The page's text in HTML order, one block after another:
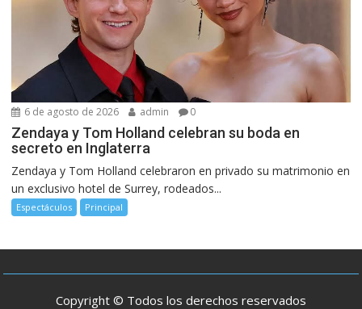
6 de agosto de 2026 admin 0
Zendaya y Tom Holland celebran su boda en
secreto en Inglaterra
Zendaya y Tom Holland celebraron en privado su matrimonio en
un exclusivo hotel de Surrey, rodeados...
Espectáculos Principal
Copyright © Todos los derechos reservados